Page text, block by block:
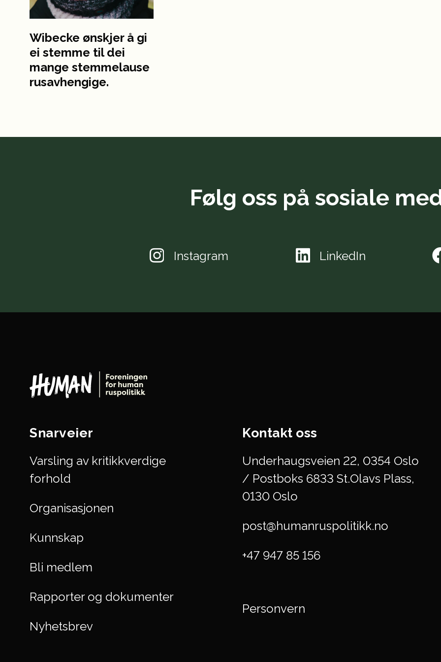
Wibecke ønskjer å gi
ei stemme til dei
mange stemmelause
rusavhengige.
Følg oss på sosiale
Instagram LinkedIn
Snarveier
Varsling av kritikkverdige
forhold
Organisasjonen
Kunnskap
Bli medlem
Rapporter og dokumenter
Nyhetsbrev
Kontakt oss
Underhaugsveien 22, 0354 Oslo
/ Postboks 6833 St.Olavs Plass,
0130 Oslo
post@humanruspolitikk.no
+47 947 85 156
Personvern